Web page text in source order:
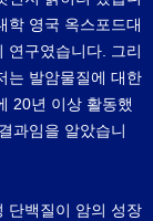
학 영국 옥스포드대
연구였습니다. 그리
는 발암물질에 대한
20년 이상 활동했
과임을 알았습니
단백질이 암의 성장